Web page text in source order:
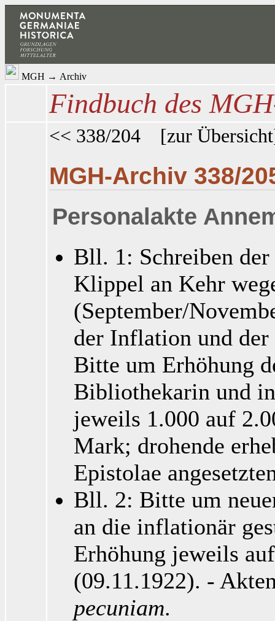
MGH → Archiv
Findbuch des
<< 338/204 [zur Übersicht
MGH-Archiv 338/
Personalakte
Bll. 1: Schreiben
Klippel an Kehr
(September/
der Inflation und
Bitte um Erhöhung
Bibliothekarin und
jeweils 1.000 auf
Mark; drohende
Epistolae
Bll. 2: Bitte um
an die inflationär
Erhöhung jeweils
(09.11.1922). -
pecuniam.